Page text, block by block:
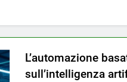
L’automazione
sull’intelligenza